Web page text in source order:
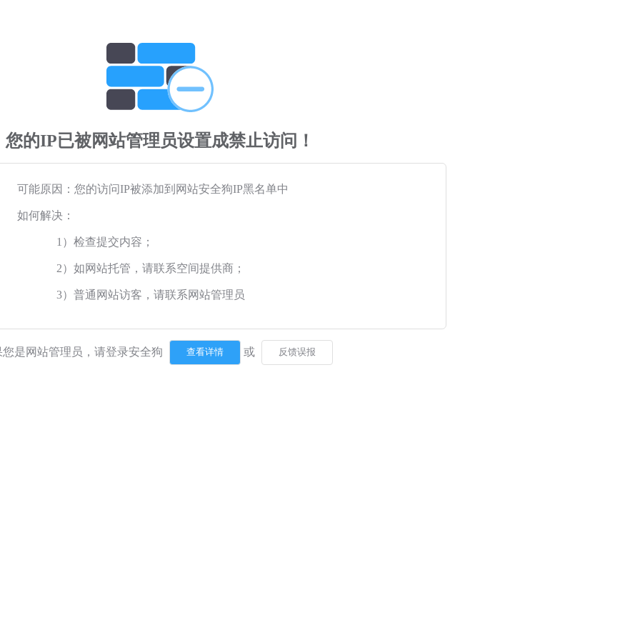
您的IP已被网站管理员设置成禁止访问！
可能原因：您的访问IP被添加到网站安全狗IP黑名单中
如何解决：
1）检查提交内容；
2）如网站托管，请联系空间提供商；
3）普通网站访客，请联系网站管理员
您是网站管理员，请登录安全狗 或